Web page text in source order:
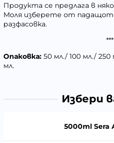
Продукта се предлага в
Моля изберете от
разфасовка.
***
Опаковка: 50 мл./ 100 мл./
мл.
Избери
5000ml Sera